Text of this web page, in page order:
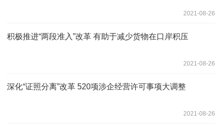
2021-08-26
积极推进“两段准入”改革 有助于减少货物在口岸积压
2021-08-26
深化“证照分离”改革 520项涉企经营许可事项大调整
2021-08-26